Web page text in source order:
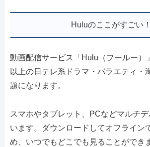
Huluのここがすごい！
動画配信サービス「Hulu（フールー）
以上の日テレ系ドラマ・バラエティ・
題になります。
スマホやタブレット、PCなどマルチ
います。ダウンロードしてオフライン
め、いつでもどこでも見ることができ